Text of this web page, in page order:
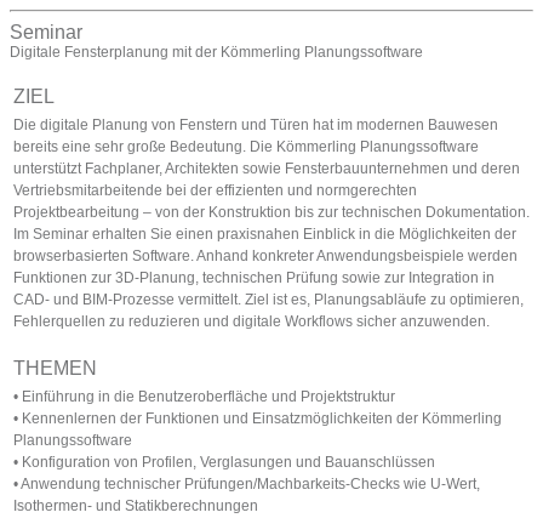
Seminar
Digitale Fensterplanung mit der Kömmerling Planungssoftware
ZIEL
Die digitale Planung von Fenstern und Türen hat im modernen Bauwesen
bereits eine sehr große Bedeutung. Die Kömmerling Planungssoftware
unterstützt Fachplaner, Architekten sowie Fensterbauunternehmen und deren
Vertriebsmitarbeitende bei der effizienten und normgerechten
Projektbearbeitung – von der Konstruktion bis zur technischen Dokumentation.
Im Seminar erhalten Sie einen praxisnahen Einblick in die Möglichkeiten der
browserbasierten Software. Anhand konkreter Anwendungsbeispiele werden
Funktionen zur 3D-Planung, technischen Prüfung sowie zur Integration in
CAD- und BIM-Prozesse vermittelt. Ziel ist es, Planungsabläufe zu optimieren,
Fehlerquellen zu reduzieren und digitale Workflows sicher anzuwenden.
THEMEN
• Einführung in die Benutzeroberfläche und Projektstruktur
• Kennenlernen der Funktionen und Einsatzmöglichkeiten der Kömmerling
Planungssoftware
• Konfiguration von Profilen, Verglasungen und Bauanschlüssen
• Anwendung technischer Prüfungen/Machbarkeits-Checks wie U-Wert,
Isothermen- und Statikberechnungen